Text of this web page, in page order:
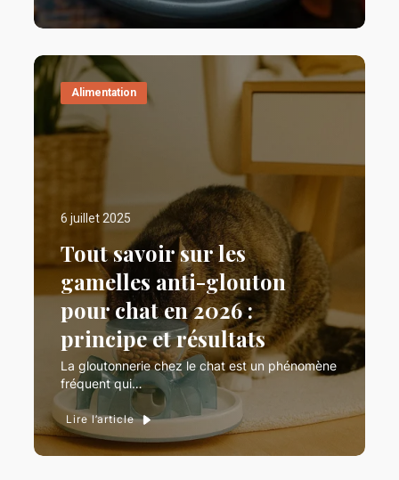
Alimentation
6 juillet 2025
Tout savoir sur les
gamelles anti-glouton
pour chat en 2026 :
principe et résultats
La gloutonnerie chez le chat est un phénomène
fréquent qui…
Lire l’article